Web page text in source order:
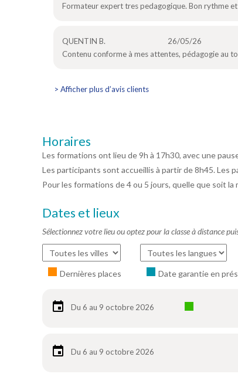
Formateur expert tres pedagogique. Bon rythme
QUENTIN B. 26/05/26
Contenu conforme à mes attentes, pédagogie au
> Afficher plus d’avis clients
Horaires
Les formations ont lieu de 9h à 17h30, avec une
Les participants sont accueillis à partir de 8h45. Les
Pour les formations de 4 ou 5 jours, quelle que soit
Dates et lieux
Sélectionnez votre lieu ou optez pour la classe à distance
Dernières places Date garantie en
Du 6 au 9 octobre 2026
Du 6 au 9 octobre 2026